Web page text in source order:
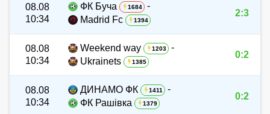
08.08
10:34
ФК Буча 1684
-
Madrid Fc
1394
2:3
08.08
10:34
Weekend way 1203
-
Ukrainets
1385
0:2
08.08
10:34
ДИНАМО ФК 1411
-
ФК Рашівка
1379
0:2